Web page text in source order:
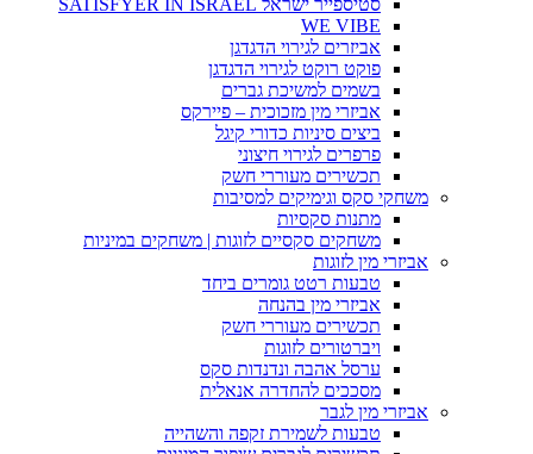
WE VIBE
אביזרים לגירוי הדגדגן
פוקט רוקט לגירוי הדגדגן
בשמים למשיכת גברים
אביזרי מין מזכוכית – פיירקס
ביצים סיניות כדורי קיגל
פרפרים לגירוי חיצוני
תכשירים מעוררי חשק
משחקי סקס וגימיקים למסיבות
מתנות סקסיות
משחקים סקסיים לזוגות | משחקים במיניות
אביזרי מין לזוגות
טבעות רטט גומרים ביחד
אביזרי מין בהנחה
תכשירים מעוררי חשק
ויברטורים לזוגות
ערסל אהבה ונדנדות סקס
מסככים להחדרה אנאלית
אביזרי מין לגבר
טבעות לשמירת זקפה והשהייה